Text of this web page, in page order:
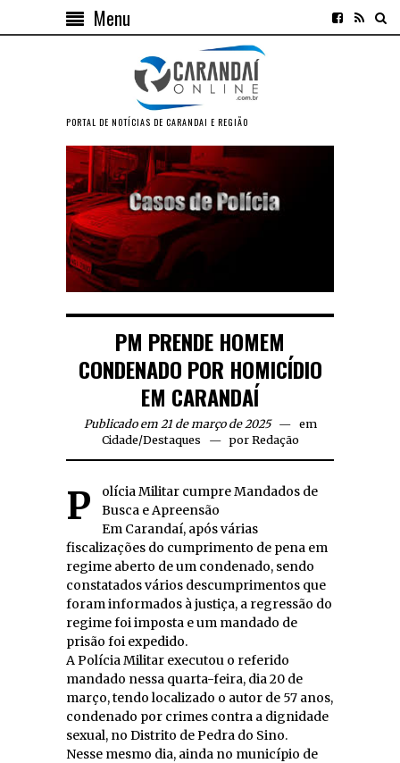
Menu
PORTAL DE NOTÍCIAS DE CARANDAI E REGIÃO
PM PRENDE HOMEM
CONDENADO POR HOMICÍDIO
EM CARANDAÍ
Publicado em 21 de março de 2025
em
Cidade/Destaques por Redação
Polícia Militar cumpre Mandados de
Busca e Apreensão
Em Carandaí, após várias
fiscalizações do cumprimento de pena em
regime aberto de um condenado, sendo
constatados vários descumprimentos que
foram informados à justiça, a regressão do
regime foi imposta e um mandado de
prisão foi expedido.
A Polícia Militar executou o referido
mandado nessa quarta-feira, dia 20 de
março, tendo localizado o autor de 57 anos,
condenado por crimes contra a dignidade
sexual, no Distrito de Pedra do Sino.
Nesse mesmo dia, ainda no município de